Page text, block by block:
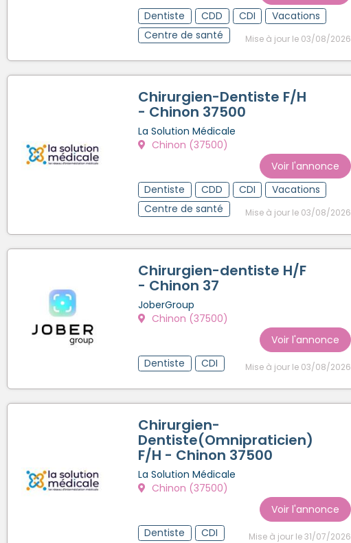
Dentiste
CDD CDI
Vacations
Centre de santé
Mise à jour le 03/08/2026
Chirurgien-Dentiste F/H
- Chinon 37500
La Solution Médicale
Chinon (37500)
Voir l'annonce
Dentiste
CDD CDI
Vacations
Centre de santé
Mise à jour le 03/08/2026
Chirurgien-dentiste H/F
- Chinon 37
JoberGroup
Chinon (37500)
Voir l'annonce
Dentiste
CDI Mise à jour le 03/08/2026
Chirurgien-
Dentiste(Omnipraticien)
F/H - Chinon 37500
La Solution Médicale
Chinon (37500)
Voir l'annonce
Dentiste
CDI Mise à jour le 31/07/2026